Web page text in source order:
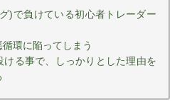
)で負けている初心者トレーダー
環に陥ってしまう
ける事で、しっかりとした理由を